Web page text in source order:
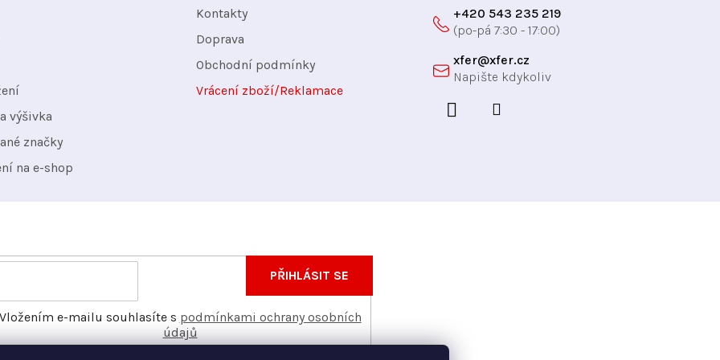
výšivka
značky
na e-shop
Kontakty
Doprava
Obchodní podmínky
Vrácení zboží/Reklamace
xfer@xfer.cz
+420 543 235 219
o nových produktech na našem e-shopu.
Vložením e-mailu souhlasíte s podmínkami ochrany osobních
údajů
PŘIHLÁSIT SE